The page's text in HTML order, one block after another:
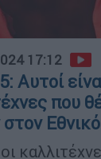
17:12
Αυτοί
που